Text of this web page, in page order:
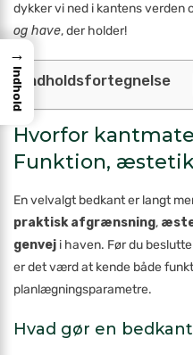
dykker vi ned i kantens verden
og have, der holder!
Indholdsfortegnelse
Hvorfor
Funktion,
En velvalgt bedkant er langt
praktisk afgrænsning,
genvej i haven. Før du
er det værd at kende både
planlægningsparametre.
Hvad gør en
→
Indhold